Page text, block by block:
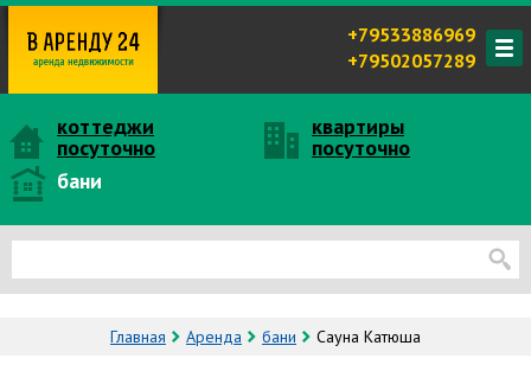
+79533886969
+79502057289
коттеджи
посуточно
квартиры
посуточно
бани
Главная Аренда бани Сауна Катюша